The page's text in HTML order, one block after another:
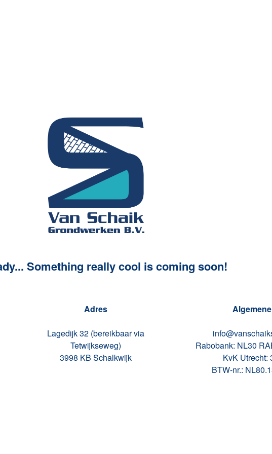
Something really cool is coming soon!
Adres
Lagedijk 32 (bereikbaar via
Tetwijkseweg)
3998 KB Schalkwijk
Rabobank: NL30
KvK Utrecht:
BTW-nr.: